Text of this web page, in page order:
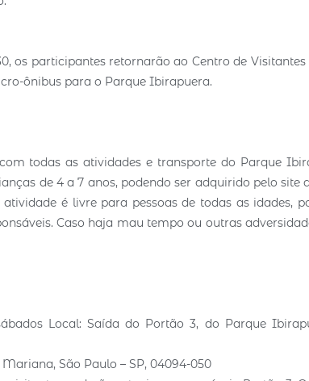
os participantes retornarão ao Centro de
ônibus para o Parque Ibirapuera.
todas as atividades e transporte do Parque
de 4 a 7 anos, podendo ser adquirido pelo site
é livre para pessoas de todas as idades,
Caso haja mau tempo ou outras
Local: Saída do Portão 3, do Parque
São Paulo – SP, 04094-050